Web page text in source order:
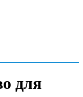
для